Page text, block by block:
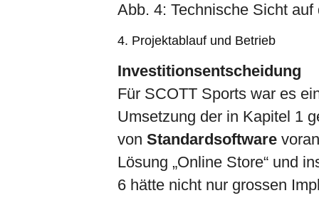
Abb. 4: Technische Sicht
4. Projektablauf und Betrieb
Investitionsentscheidung
Für SCOTT Sports war es
Umsetzung der in Kapitel 1
von Standardsoftware
Lösung „Online Store“ und
6 hätte nicht nur grossen